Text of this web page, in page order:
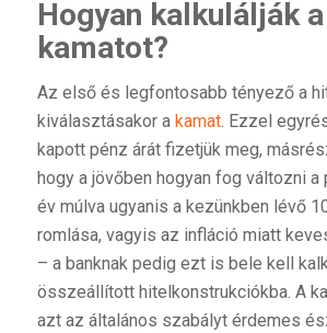
Hogyan kalkulálják a
kamatot?
Az első és legfontosabb tényező a
kiválasztásakor a kamat. Ezzel
kapott pénz árát fizetjük meg,
hogy a jövőben hogyan fog változni a
év múlva ugyanis a kezünkben lévő
romlása, vagyis az infláció miatt
– a banknak pedig ezt is bele kell
összeállított hitelkonstrukciókba. A
azt az általános szabályt érdemes